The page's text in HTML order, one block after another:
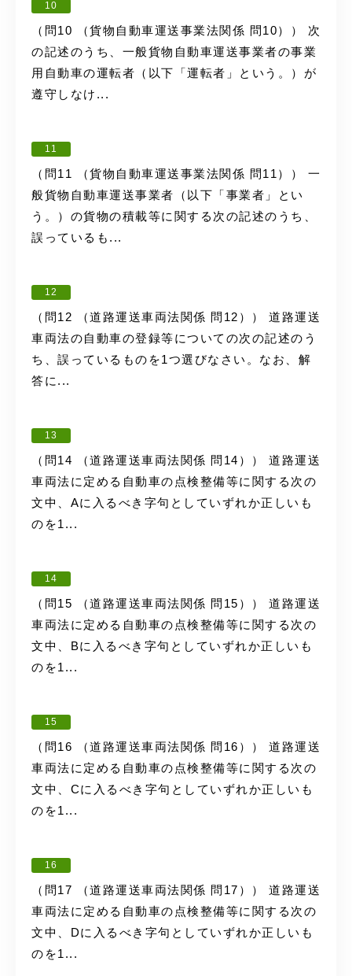
10
（問10 （貨物自動車運送事業法関係 問10）） 次
の記述のうち、一般貨物自動車運送事業者の事業
用自動車の運転者（以下「運転者」という。）が
遵守しなけ...
11
（問11 （貨物自動車運送事業法関係 問11）） 一
般貨物自動車運送事業者（以下「事業者」とい
う。）の貨物の積載等に関する次の記述のうち、
誤っているも...
12
（問12 （道路運送車両法関係 問12）） 道路運送
車両法の自動車の登録等についての次の記述のう
ち、誤っているものを1つ選びなさい。なお、解
答に...
13
（問14 （道路運送車両法関係 問14）） 道路運送
車両法に定める自動車の点検整備等に関する次の
文中、Aに入るべき字句としていずれか正しいも
のを1...
14
（問15 （道路運送車両法関係 問15）） 道路運送
車両法に定める自動車の点検整備等に関する次の
文中、Bに入るべき字句としていずれか正しいも
のを1...
15
（問16 （道路運送車両法関係 問16）） 道路運送
車両法に定める自動車の点検整備等に関する次の
文中、Cに入るべき字句としていずれか正しいも
のを1...
16
（問17 （道路運送車両法関係 問17）） 道路運送
車両法に定める自動車の点検整備等に関する次の
文中、Dに入るべき字句としていずれか正しいも
のを1...